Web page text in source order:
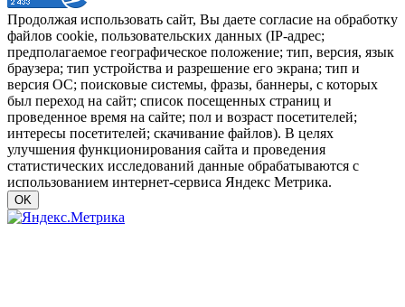
Продолжая использовать сайт, Вы даете согласие на обработку
файлов cookie, пользовательских данных (IP-адрес;
предполагаемое географическое положение; тип, версия, язык
браузера; тип устройства и разрешение его экрана; тип и
версия ОС; поисковые системы, фразы, баннеры, с которых
был переход на сайт; список посещенных страниц и
проведенное время на сайте; пол и возраст посетителей;
интересы посетителей; скачивание файлов). В целях
улучшения функционирования сайта и проведения
статистических исследований данные обрабатываются с
использованием интернет-сервиса Яндекс Метрика.
OK